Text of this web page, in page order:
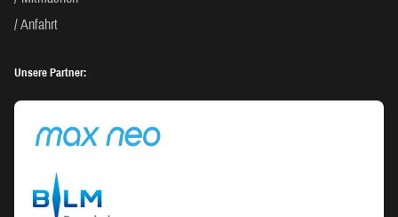
Anfahrt
Unsere Partner: